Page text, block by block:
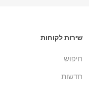
שירות לקוחות
חיפוש
חדשות